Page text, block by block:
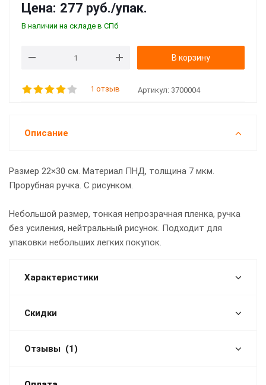
Цена: 277 руб./упак.
В наличии на складе в СПб
В корзину
1 отзыв Артикул: 3700004
Описание
Размер 22×30 см. Материал ПНД, толщина 7 мкм.
Прорубная ручка. С рисунком.
Небольшой размер, тонкая непрозрачная пленка, ручка
без усиления, нейтральный рисунок. Подходит для
упаковки небольших легких покупок.
Характеристики
Скидки
Отзывы (1)